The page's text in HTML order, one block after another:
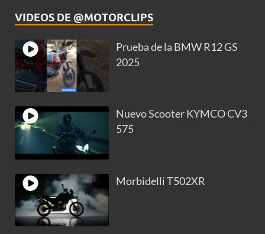
VIDEOS DE @MOTORCLIPS
Prueba de la BMW R12 GS
2025
Nuevo Scooter KYMCO CV3
575
Morbidelli T502XR